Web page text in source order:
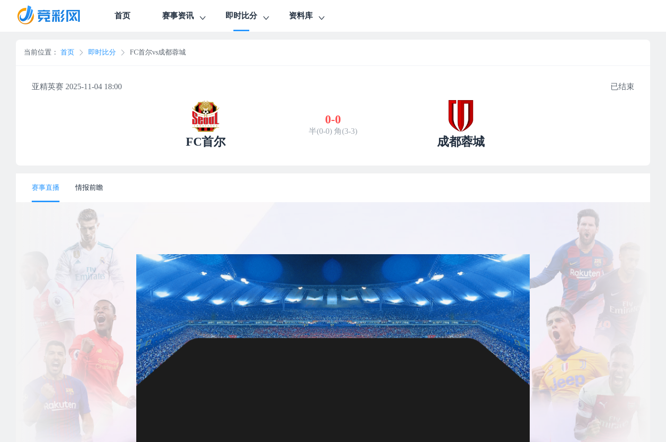
首页 赛事资讯 即时比分 资料库
当前位置： 首页 即时比分 FC首尔vs成都蓉城
亚精英赛 2025-11-04 18:00 已结束
FC首尔
0-0
半(0-0) 角(3-3)
成都蓉城
赛事直播 情报前瞻